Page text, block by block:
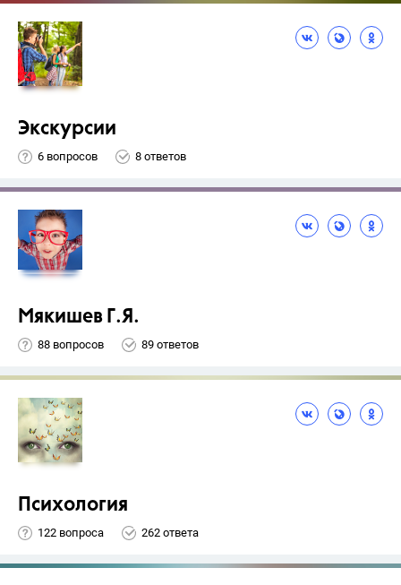
Экскурсии
6 вопросов 8 ответов
Мякишев Г.Я.
88 вопросов 89 ответов
Психология
122 вопроса 262 ответа